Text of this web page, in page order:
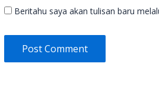
Beritahu saya akan tulisan baru